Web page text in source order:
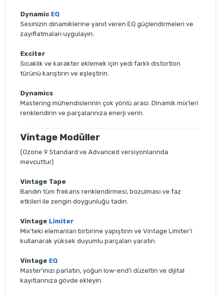
Dynamic EQ
Sesinizin dinamiklerine yanıt veren EQ güçlendirmeleri ve
zayıflatmaları uygulayın.
Exciter
Sıcaklık ve karakter eklemek için yedi farklı distortion
türünü karıştırın ve eşleştirin.
Dynamics
Mastering mühendislerinin çok yönlü aracı. Dinamik mix’leri
renklendirin ve parçalarınıza enerji verin.
Vintage Modüller
(Ozone 9 Standard ve Advanced versiyonlarında
mevcuttur)
Vintage Tape
Bandın tüm frekans renklendirmesi, bozulması ve faz
etkileri ile zengin doygunluğu tadın.
Vintage Limiter
Mix’teki elemanları birbirine yapıştırın ve Vintage Limiter’i
kullanarak yüksek duyumlu parçaları yaratın.
Vintage EQ
Master’ınızı parlatın, yoğun low-end’i düzeltin ve dijital
kayıtlarınıza gövde ekleyin.